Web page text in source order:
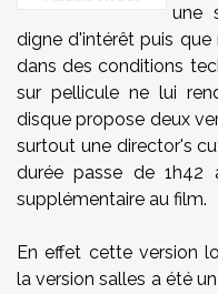
une
digne d'intérêt puis
dans des conditions
sur pellicule ne lui
disque propose deux
surtout une director's
durée passe de
supplémentaire au film.
En effet cette version
la version salles a été